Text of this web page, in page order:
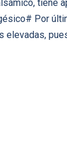
tiene
Por
elevadas,